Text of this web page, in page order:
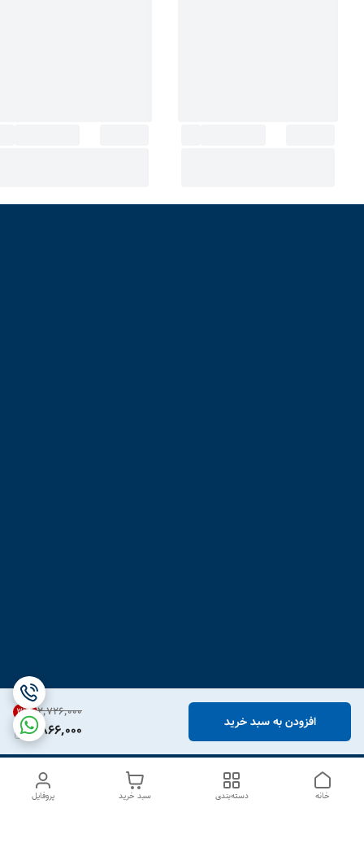
۲٬۷۲۶٬۰۰۰ 31%
1,866,000 افزودن به سبد خرید
پروفایل سبد خرید دسته‌بندی خانه